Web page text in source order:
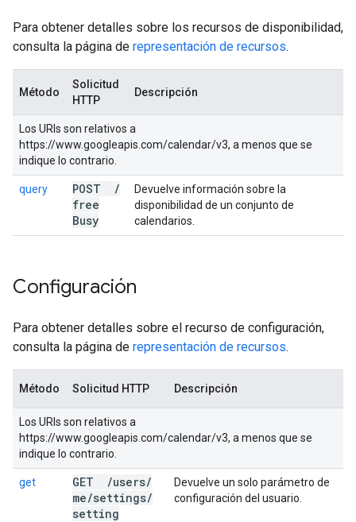
Para obtener detalles sobre los recursos de disponibilidad,
consulta la página de representación de recursos.
Método
Solicitud
HTTP
Descripción
Los URIs son relativos a
https://www.googleapis.com/calendar/v3, a menos que se
indique lo contrario.
query POST
/
free
Busy
Devuelve información sobre la
disponibilidad de un conjunto de
calendarios.
Configuración
Para obtener detalles sobre el recurso de configuración,
consulta la página de representación de recursos.
Método Solicitud HTTP Descripción
Los URIs son relativos a
https://www.googleapis.com/calendar/v3, a menos que se
indique lo contrario.
get GET /users/
me/settings/
setting
Devuelve un solo parámetro de
configuración del usuario.